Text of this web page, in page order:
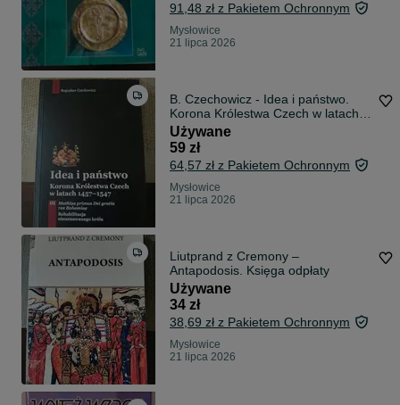
91,48 zł z Pakietem Ochronnym
Mysłowice
21 lipca 2026
B. Czechowicz - Idea i państwo.
Korona Królestwa Czech w latach
1457–1547
Używane
59 zł
64,57 zł z Pakietem Ochronnym
Mysłowice
21 lipca 2026
Liutprand z Cremony –
Antapodosis. Księga odpłaty
Używane
34 zł
38,69 zł z Pakietem Ochronnym
Mysłowice
21 lipca 2026